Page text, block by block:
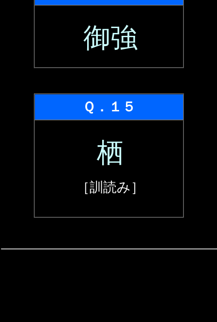
御強
Ｑ．１５
栖
［訓読み］